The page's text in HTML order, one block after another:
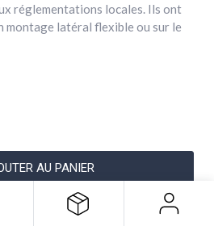
réglementations locales. Ils ont
montage latéral flexible ou sur le
AU PANIER
Noir